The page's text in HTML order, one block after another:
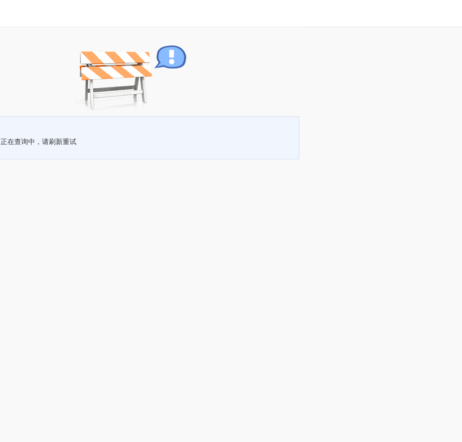
正在查询中，请刷新重试